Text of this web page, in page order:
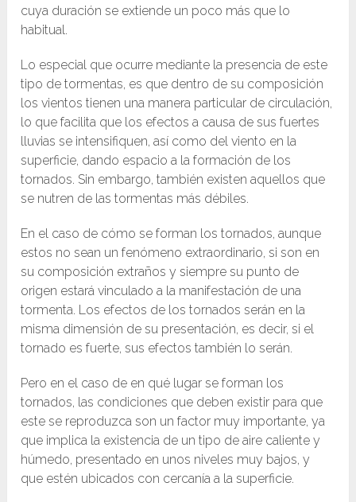
cuya duración se extiende un poco más que lo
habitual.
Lo especial que ocurre mediante la presencia de este
tipo de tormentas, es que dentro de su composición
los vientos tienen una manera particular de circulación,
lo que facilita que los efectos a causa de sus fuertes
lluvias se intensifiquen, así como del viento en la
superficie, dando espacio a la formación de los
tornados. Sin embargo, también existen aquellos que
se nutren de las tormentas más débiles.
En el caso de cómo se forman los tornados, aunque
estos no sean un fenómeno extraordinario, si son en
su composición extraños y siempre su punto de
origen estará vinculado a la manifestación de una
tormenta. Los efectos de los tornados serán en la
misma dimensión de su presentación, es decir, si el
tornado es fuerte, sus efectos también lo serán.
Pero en el caso de en qué lugar se forman los
tornados, las condiciones que deben existir para que
este se reproduzca son un factor muy importante, ya
que implica la existencia de un tipo de aire caliente y
húmedo, presentado en unos niveles muy bajos, y
que estén ubicados con cercanía a la superficie.